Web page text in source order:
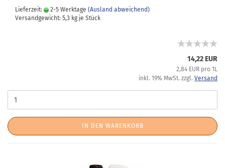
Lieferzeit: 2-5 Werktage (Ausland abweichend)
Versandgewicht: 5,3 kg je Stück
14,22 EUR
2,84 EUR pro 1L
inkl. 19% MwSt. zzgl. Versand
IN DEN WARENKORB